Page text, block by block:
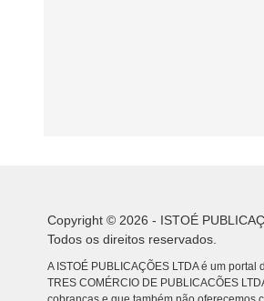
Copyright © 2026 - ISTOÉ
Todos os direitos reservados.
A ISTOÉ PUBLICAÇÕES LTDA é um
TRES COMÉRCIO DE PUBLICACÕES